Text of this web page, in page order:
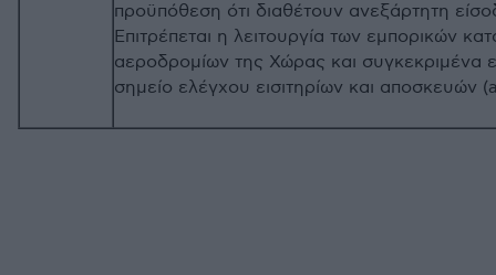
προϋπόθεση ότι διαθέτουν ανεξάρτητη
Επιτρέπεται η λειτουργία των εμπορικών
αεροδρομίων της Χώρας και συγκεκριμένα
σημείο ελέγχου εισιτηρίων και αποσκευών (